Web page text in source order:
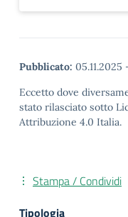
Pubblicato: 05.11.2025
Eccetto dove
stato rilasciato sotto
Attribuzione 4.0 Italia.
Stampa / Condividi
Tipologia